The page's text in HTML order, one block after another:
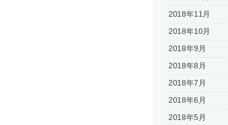
2018年11月
2018年10月
2018年9月
2018年8月
2018年7月
2018年6月
2018年5月